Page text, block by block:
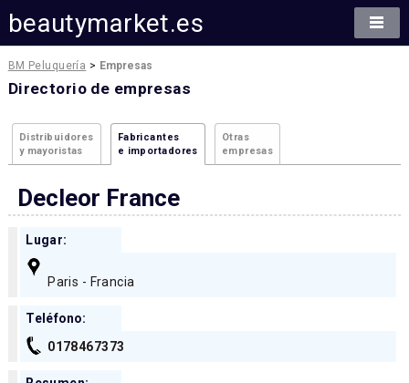
beautymarket.es
BM Peluquería > Empresas
Directorio de empresas
Distribuidores
y mayoristas
Fabricantes
e importadores
Otras
empresas
Decleor France
Lugar:
Paris - Francia
Teléfono:
0178467373